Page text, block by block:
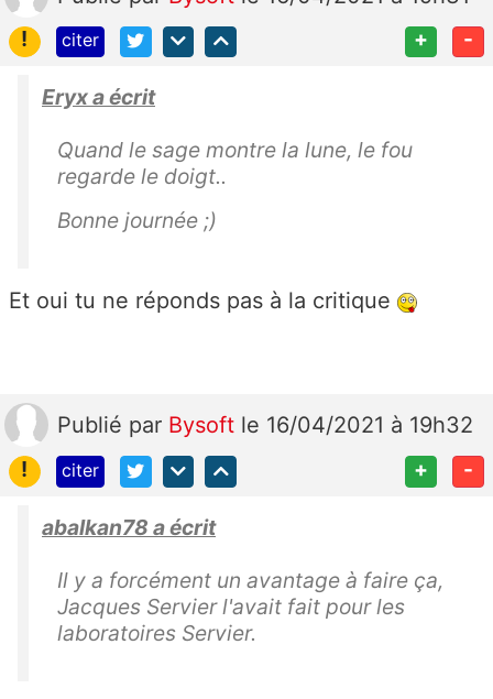
!
citer + -
Eryx a écrit
Quand le sage montre la lune, le fou
regarde le doigt..
Bonne journée ;)
Et oui tu ne réponds pas à la critique
Publié par Bysoft le 16/04/2021 à 19h32
!
citer + -
abalkan78 a écrit
Il y a forcément un avantage à faire ça,
Jacques Servier l'avait fait pour les
laboratoires Servier.